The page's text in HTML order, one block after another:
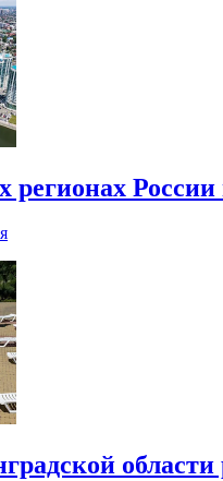
регионах
области